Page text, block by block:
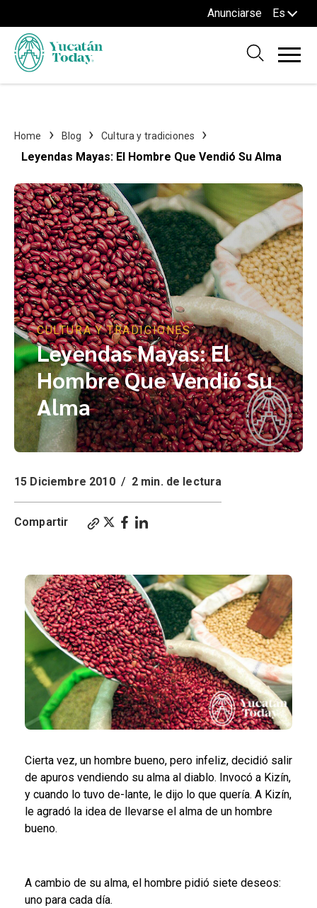
Anunciarse Es
Home Blog Cultura y tradiciones
Leyendas Mayas: El Hombre Que Vendió Su Alma
CULTURA Y TRADICIONES
Leyendas Mayas: El
Hombre Que Vendió Su
Alma
15 Diciembre 2010 / 2 min. de lectura
Compartir
Cierta vez, un hombre bueno, pero infeliz, decidió salir
de apuros vendiendo su alma al diablo. Invocó a Kizín,
y cuando lo tuvo de-lante, le dijo lo que quería. A Kizín,
le agradó la idea de llevarse el alma de un hombre
bueno.
A cambio de su alma, el hombre pidió siete deseos:
uno para cada día.